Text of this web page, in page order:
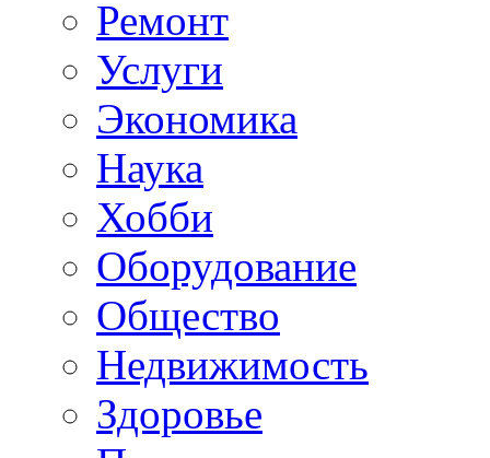
Ремонт
Услуги
Экономика
Наука
Хобби
Оборудование
Общество
Недвижимость
Здоровье